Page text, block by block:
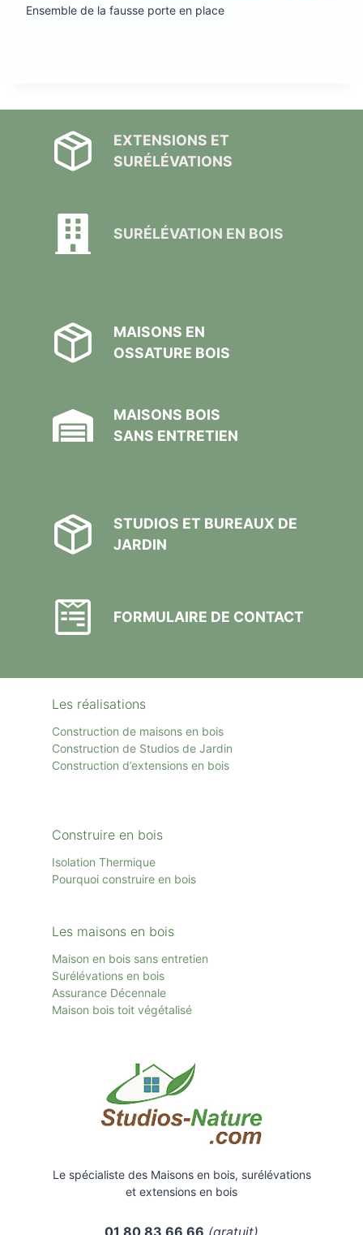
Ensemble de la fausse porte en place
EXTENSIONS ET
SURÉLÉVATIONS
SURÉLÉVATION EN BOIS
MAISONS EN
OSSATURE BOIS
MAISONS BOIS
SANS ENTRETIEN
STUDIOS ET BUREAUX DE
JARDIN
FORMULAIRE DE CONTACT
Les réalisations
Construction de maisons en bois
Construction de Studios de Jardin
Construction d’extensions en bois
Construire en bois
Isolation Thermique
Pourquoi construire en bois
Les maisons en bois
Maison en bois sans entretien
Surélévations en bois
Assurance Décennale
Maison bois toit végétalisé
Le spécialiste des Maisons en bois, surélévations
et extensions en bois
01 80 83 66 66 (gratuit)